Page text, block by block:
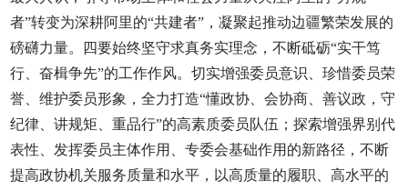
者”转变为深耕阿里的“共建者”，凝聚起推动边疆繁荣发展的
磅礴力量。四要始终坚守求真务实理念，不断砥砺“实干笃
行、奋楫争先”的工作作风。切实增强委员意识、珍惜委员荣
誉、维护委员形象，全力打造“懂政协、会协商、善议政，守
纪律、讲规矩、重品行”的高素质委员队伍；探索增强界别代
表性、发挥委员主体作用、专委会基础作用的新路径，不断
提高政协机关服务质量和水平，以高质量的履职、高水平的